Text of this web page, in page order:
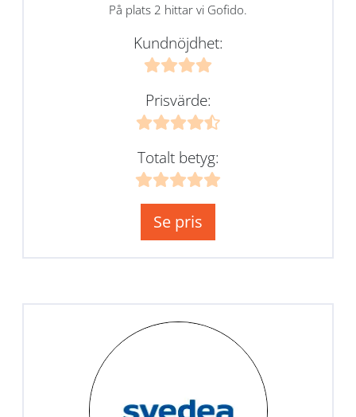
På plats 2 hittar vi Gofido.
Kundnöjdhet:
Prisvärde:
Totalt betyg:
Se pris